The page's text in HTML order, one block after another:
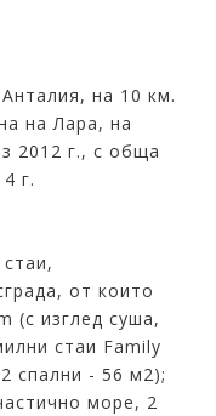
на 10 км.
на Лара, на
2012 г., с обща
г.
от които
(с изглед суша,
стаи Family
спални - 56 м2);
море, 2